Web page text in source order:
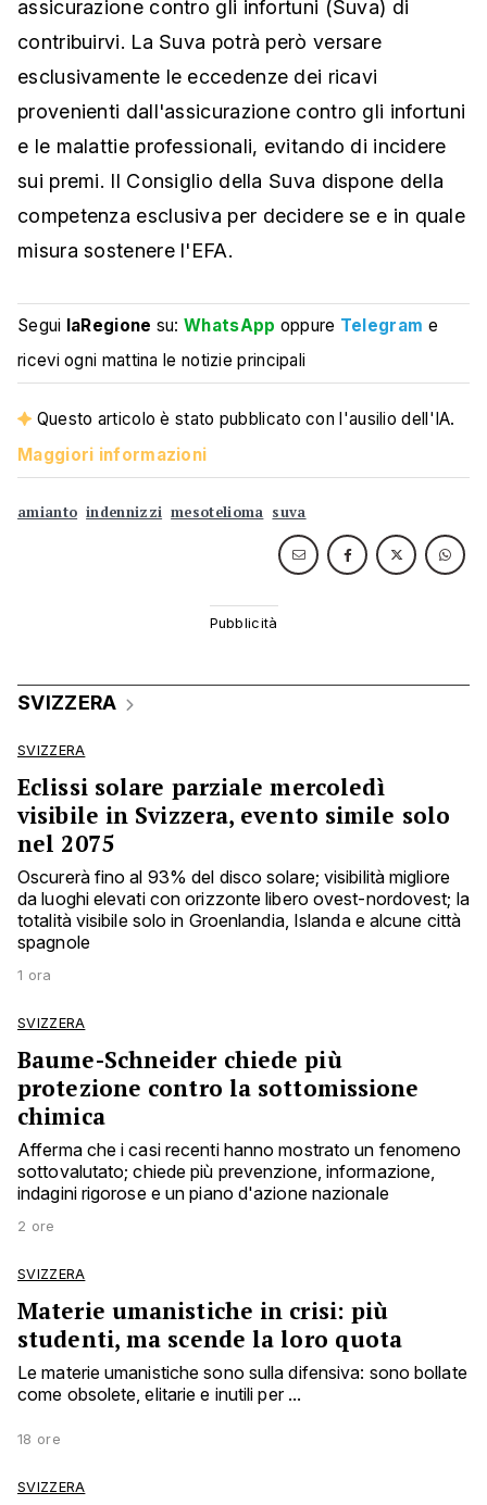
assicurazione contro gli infortuni (Suva) di
contribuirvi. La Suva potrà però versare
esclusivamente le eccedenze dei ricavi
provenienti dall'assicurazione contro gli infortuni
e le malattie professionali, evitando di incidere
sui premi. Il Consiglio della Suva dispone della
competenza esclusiva per decidere se e in quale
misura sostenere l'EFA.
Segui laRegione su:WhatsApp oppure Telegram e
ricevi ogni mattina le notizie principali
Questo articolo è stato pubblicato con l'ausilio dell'IA.
Maggiori informazioni
amianto indennizzi mesotelioma suva
SVIZZERA
SVIZZERA
Eclissi solare parziale mercoledì
visibile in Svizzera, evento simile solo
nel 2075
Oscurerà fino al 93% del disco solare; visibilità migliore
da luoghi elevati con orizzonte libero ovest-nordovest; la
totalità visibile solo in Groenlandia, Islanda e alcune città
spagnole
1 ora
SVIZZERA
Baume-Schneider chiede più
protezione contro la sottomissione
chimica
Afferma che i casi recenti hanno mostrato un fenomeno
sottovalutato; chiede più prevenzione, informazione,
indagini rigorose e un piano d'azione nazionale
2 ore
SVIZZERA
Materie umanistiche in crisi: più
studenti, ma scende la loro quota
Le materie umanistiche sono sulla difensiva: sono bollate
come obsolete, elitarie e inutili per ...
18 ore
SVIZZERA